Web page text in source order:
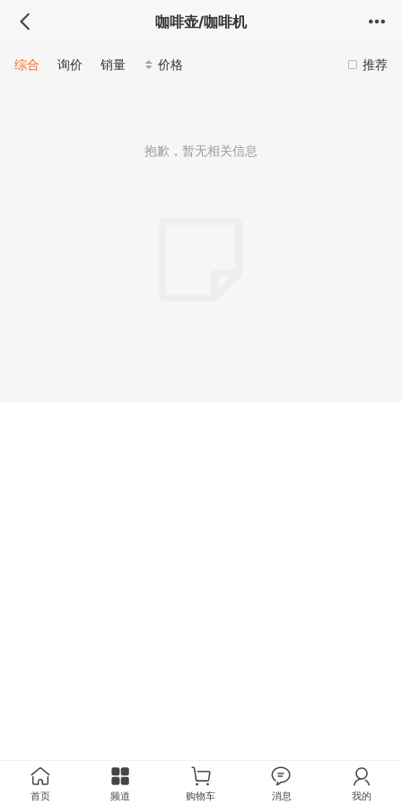
咖啡壶/咖啡机
推荐
综合 询价 销量 价格
抱歉，暂无相关信息
首页 频道 购物车 消息 我的